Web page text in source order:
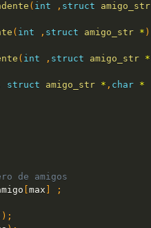
( int , struct amigo_str
( int , struct amigo_str * )
( int , struct amigo_str *
struct amigo_str * , char *
de amigos
max
;
) ;